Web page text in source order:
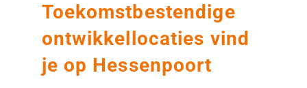
Toekomstbestendige
ontwikkellocaties vind
je op Hessenpoort